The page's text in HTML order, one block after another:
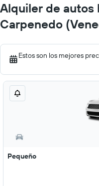
Alquiler de
Carpenedo
Estos son los mejores
Pequeño